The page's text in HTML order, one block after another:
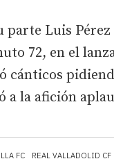
FC REAL VALLADOLID CF
parte Luis
72, en el
cánticos
a la afición